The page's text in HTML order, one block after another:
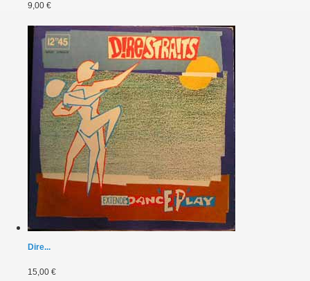
9,00 €
Dire...
15,00 €